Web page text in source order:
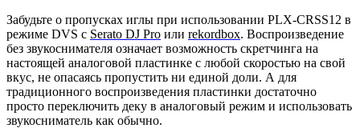
Забудьте о пропусках иглы при использовании PLX-CRSS12 в
режиме DVS с Serato DJ Pro или rekordbox. Воспроизведение
без звукоснимателя означает возможность скретчинга на
настоящей аналоговой пластинке с любой скоростью на свой
вкус, не опасаясь пропустить ни единой доли. А для
традиционного воспроизведения пластинки достаточно
просто переключить деку в аналоговый режим и использовать
звукосниматель как обычно.